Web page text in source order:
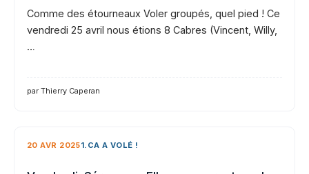
Comme des étourneaux Voler groupés, quel pied ! Ce
vendredi 25 avril nous étions 8 Cabres (Vincent, Willy,
…
par Thierry Caperan
20 AVR 20251.CA A VOLÉ !